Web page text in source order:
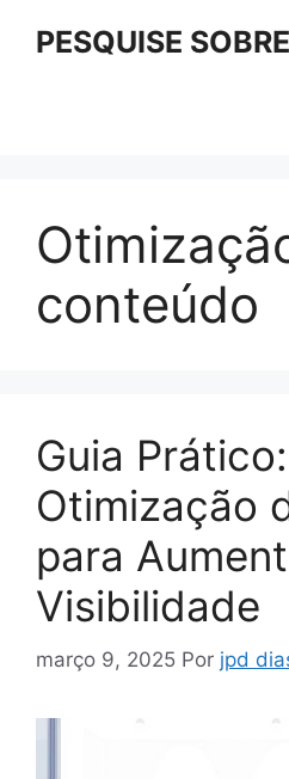
PESQUISE
conteúdo
Guia Prático:
Otimização
para
Visibilidade
março 9, 2025 Por jpd